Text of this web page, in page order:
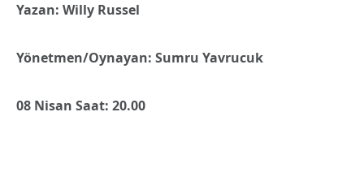
Yazan: Willy Russel
Yönetmen/Oynayan: Sumru Yavrucuk
08 Nisan Saat: 20.00